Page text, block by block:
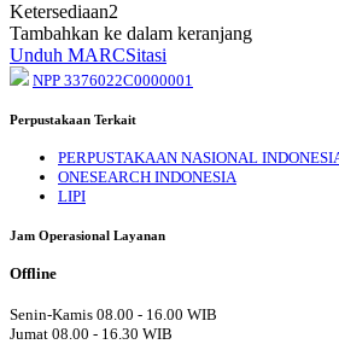
Ketersediaan2
Tambahkan ke dalam keranjang
Unduh MARCSitasi
NPP 3376022C0000001
Perpustakaan Terkait
PERPUSTAKAAN NASIONAL
ONESEARCH INDONESIA
LIPI
Jam Operasional Layanan
Offline
Senin-Kamis 08.00 - 16.00 WIB
Jumat 08.00 - 16.30 WIB